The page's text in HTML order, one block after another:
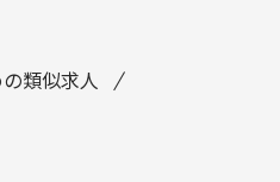
類似求人